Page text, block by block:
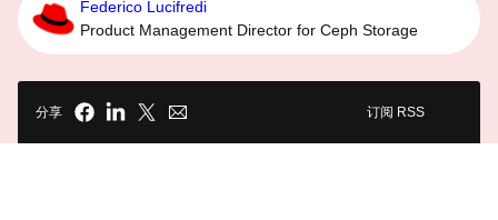
Federico Lucifredi
Product Management Director for Ceph Storage
分享 订阅 RSS